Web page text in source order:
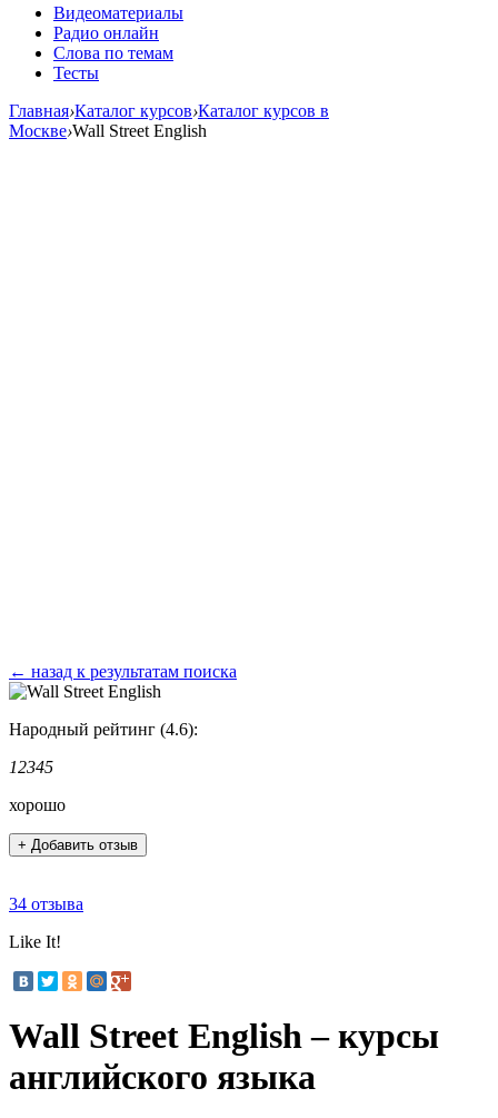
Видеоматериалы
Радио онлайн
Слова по темам
Тесты
Главная›Каталог курсов›Каталог курсов в
Москве›Wall Street English
← назад к результатам поиска
Народный рейтинг (4.6):
12345
хорошо
+ Добавить отзыв
34 отзыва
Like It!
Wall Street English – курсы
английского языка